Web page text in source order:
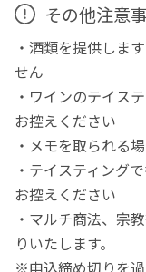
その他注意
・酒類を提供しま
せん
・ワインのテイス
お控えください
・メモを取られる
・テイスティング
お控えください
・マルチ商法、宗
りいたします。
※申込締め切りを